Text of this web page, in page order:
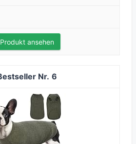
Produkt ansehen
6